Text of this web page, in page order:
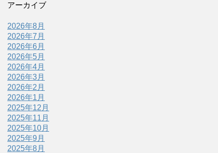
アーカイブ
2026年8月
2026年7月
2026年6月
2026年5月
2026年4月
2026年3月
2026年2月
2026年1月
2025年12月
2025年11月
2025年10月
2025年9月
2025年8月